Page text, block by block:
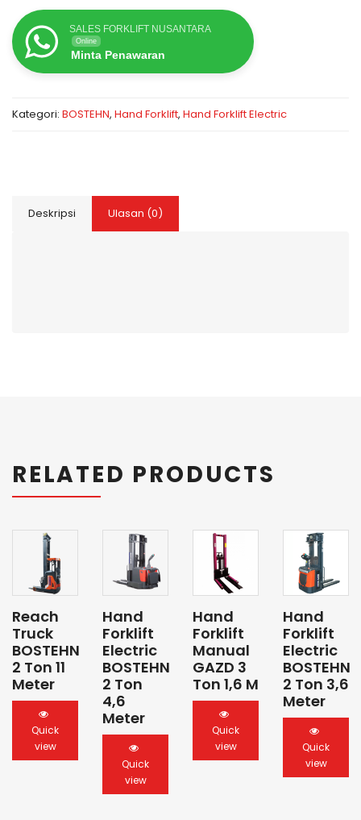
SALES FORKLIFT NUSANTARA
Online
Minta Penawaran
Kategori: BOSTEHN, Hand Forklift, Hand Forklift Electric
Deskripsi Ulasan (0)
RELATED PRODUCTS
Reach
Truck
BOSTEHN
2 Ton 11
Meter
Quick
view
Hand
Forklift
Electric
BOSTEHN
2 Ton
4,6
Meter
Quick
view
Hand
Forklift
Manual
GAZD 3
Ton 1,6 M
Quick
view
Hand
Forklift
Electric
BOSTEHN
2 Ton 3,6
Meter
Quick
view